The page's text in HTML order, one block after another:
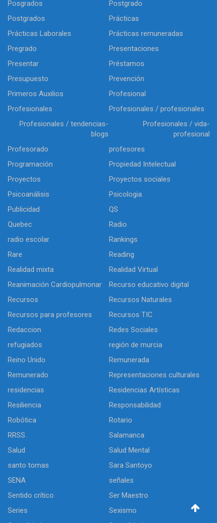
Posgrados
Postgrado
Postgrados
Prácticas
Prácticas Laborales
Prácticas remuneradas
Pregrado
Presentaciones
Presentar
Préstamos
Presupuesto
Prevención
Primeros Auxilios
Profesional
Profesionales
Profesionales / profesionales
Profesionales / tendencias-
blogs
Profesionales / vida-
profesional
Profesorado
profesores
Programación
Propiedad Intelectual
Proyectos
Proyectos sociales
Psicoanálisis
Psicologia
Publicidad
QS
Quebec
Radio
radio escolar
Rankings
Rare
Reading
Realidad mixta
Realidad Virtual
Reanimación Cardiopulmonar
Recurso educativo digital
Recursos
Recursos Naturales
Recursos para profesores
Recursos TIC
Redaccion
Redes Sociales
refugiados
región de murcia
Reino Unido
Remunerada
Remunerado
Representaciones culturales
residencias
Residencias Artísticas
Resiliencia
Responsabilidad
Robótica
Rotario
RRSS.
Salamanca
Salud
Salud Mental
santo tomas
Sara Santoyo
SENA
señales
Sentido crítico
Ser Maestro
Series
Sexismo